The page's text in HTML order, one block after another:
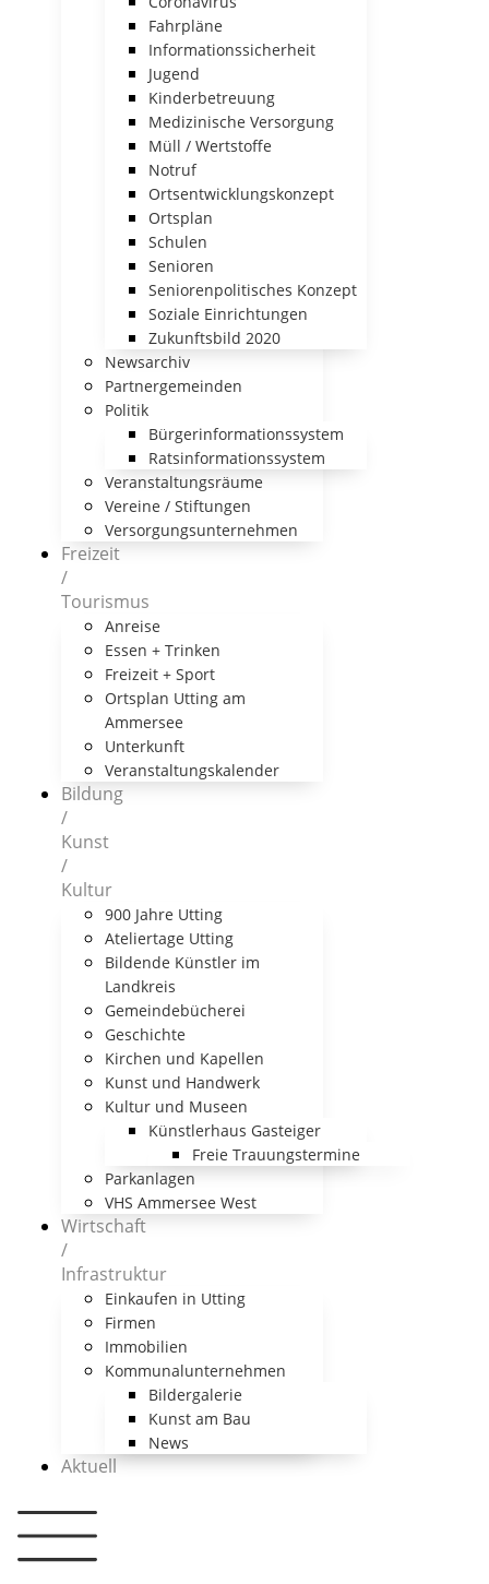
Fahrpläne
Informationssicherheit
Jugend
Kinderbetreuung
Medizinische Versorgung
Müll / Wertstoffe
Notruf
Ortsentwicklungskonzept
Ortsplan
Schulen
Senioren
Seniorenpolitisches Konzept
Soziale Einrichtungen
Zukunftsbild 2020
Newsarchiv
Partnergemeinden
Politik
Bürgerinformationssystem
Ratsinformationssystem
Veranstaltungsräume
Vereine / Stiftungen
Versorgungsunternehmen
Freizeit
/
Tourismus
Anreise
Essen + Trinken
Freizeit + Sport
Ortsplan Utting am
Ammersee
Unterkunft
Veranstaltungskalender
Bildung
/
Kunst
/
Kultur
900 Jahre Utting
Ateliertage Utting
Bildende Künstler im
Landkreis
Gemeindebücherei
Geschichte
Kirchen und Kapellen
Kunst und Handwerk
Kultur und Museen
Künstlerhaus Gasteiger
Freie Trauungstermine
Parkanlagen
VHS Ammersee West
Wirtschaft
/
Infrastruktur
Einkaufen in Utting
Firmen
Immobilien
Kommunalunternehmen
Bildergalerie
Kunst am Bau
News
Aktuell